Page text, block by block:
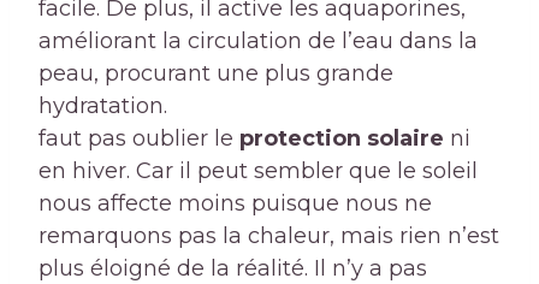
facile. De plus, il active les aquaporines,
améliorant la circulation de l’eau dans la
peau, procurant une plus grande
hydratation.
faut pas oublier le protection solaire ni
en hiver. Car il peut sembler que le soleil
nous affecte moins puisque nous ne
remarquons pas la chaleur, mais rien n’est
plus éloigné de la réalité. Il n’y a pas